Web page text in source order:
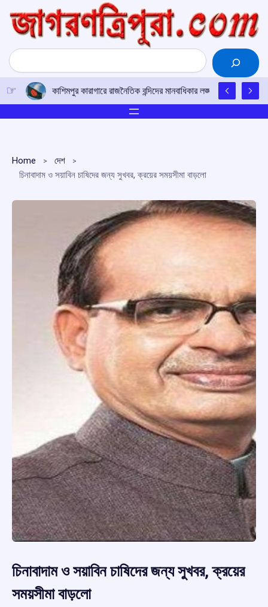
content
Search
কাশিমপুর কারাগারে রাজনৈতিক বন্দিদের মানবাধিকার লঙ্ঘনের অভিযোগ,
Home
দেশ
চিনাবাদাম ও সয়াবিন চাষিদের জন্য সুখবর, ক্রয়ের সময়সীমা বাড়লো
চিনাবাদাম ও সয়াবিন চাষিদের জন্য সুখবর, ক্রয়ের
সময়সীমা বাড়লো